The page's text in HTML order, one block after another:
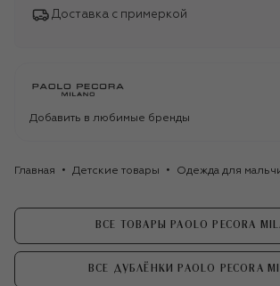
Доставка с примеркой
Добавить в любимые бренды
Главная Детские товары Одежда для
ВСЕ ТОВАРЫ PAOLO PECORA
ВСЕ ДУБЛЁНКИ PAOLO PECORA